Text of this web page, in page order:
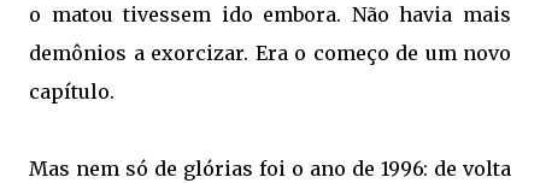
o matou tivessem ido embora. Não havia mais
demônios a exorcizar. Era o começo de um novo
capítulo.
Mas nem só de glórias foi o ano de 1996: de volta